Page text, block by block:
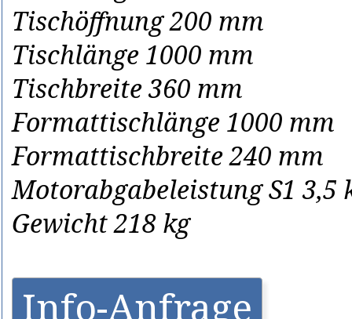
Tischöffnung 200 mm
Tischlänge 1000 mm
Tischbreite 360 mm
Formattischlänge 1000 mm
Formattischbreite 240 mm
Motorabgabeleistung S1 3,5
Gewicht 218 kg
Info-Anfrage